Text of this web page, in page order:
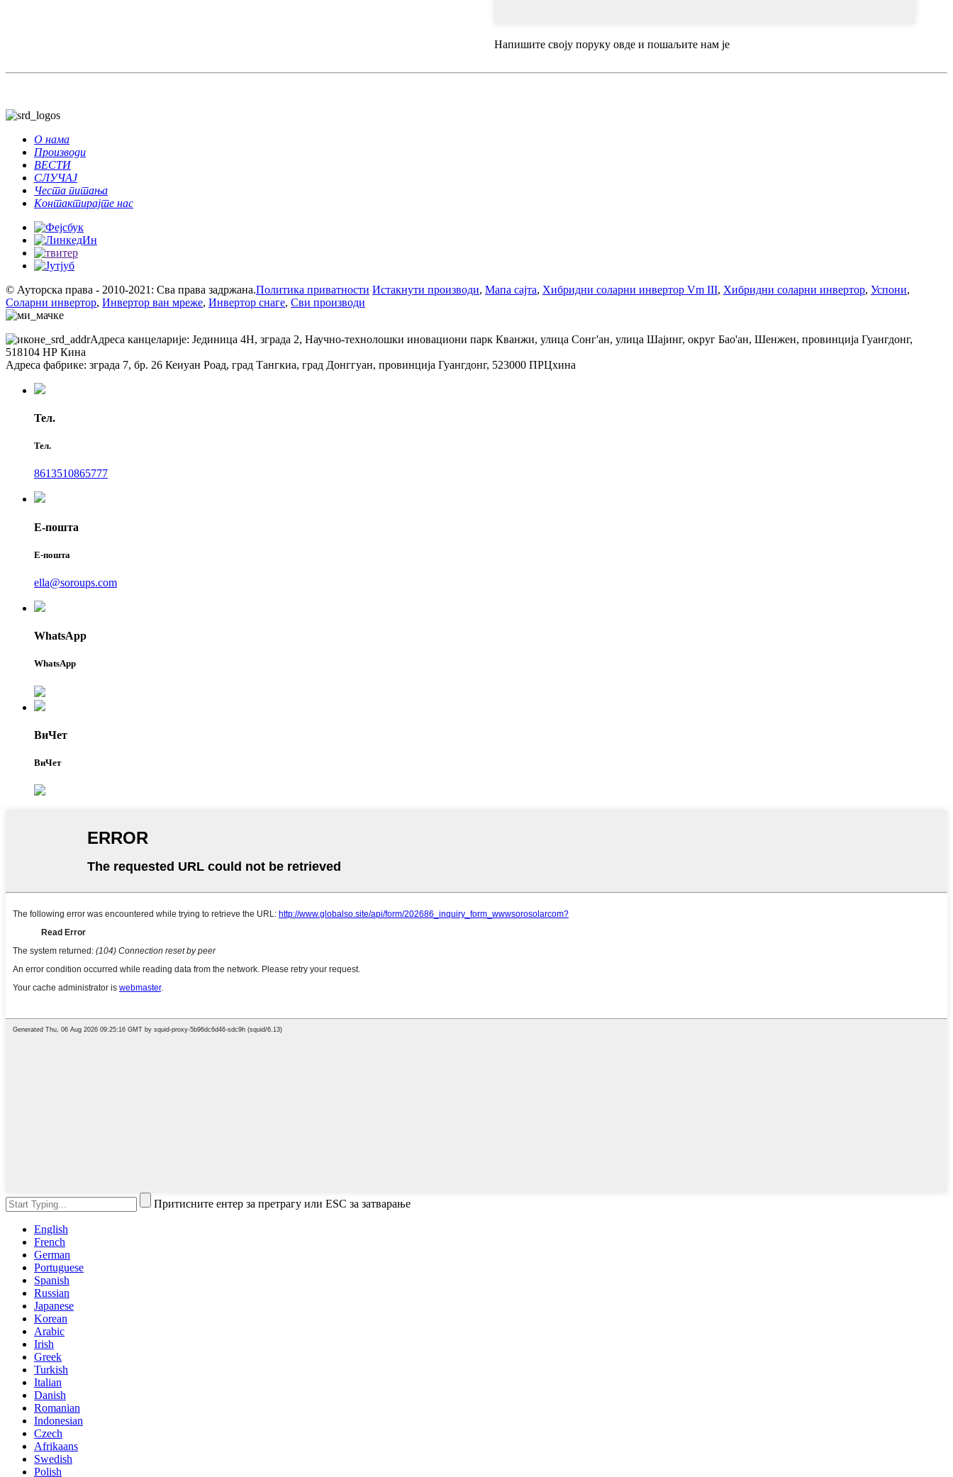
Напишите своју поруку овде и пошаљите нам је
О нама
Производи
ВЕСТИ
СЛУЧАЈ
Честа питања
Контактирајте нас
© Ауторска права - 2010-2021: Сва права задржана.Политика приватности Истакнути производи, Мапа сајта, Хибридни соларни инвертор Vm III, Хибридни соларни инвертор, Успони,
Соларни инвертор, Инвертор ван мреже, Инвертор снаге, Сви производи
Адреса канцеларије: Јединица 4Н, зграда 2, Научно-технолошки иновациони парк Кванжи, улица Сонг'ан, улица Шајинг, округ Бао'ан, Шенжен, провинција Гуангдонг,
518104 НР Кина
Адреса фабрике: зграда 7, бр. 26 Кеиуан Роад, град Тангкиа, град Донггуан, провинција Гуангдонг, 523000 ПРЦхина
Тел.
Тел.
8613510865777
Е-пошта
Е-пошта
ella@soroups.com
WhatsApp
WhatsApp
ВиЧет
ВиЧет
Притисните ентер за претрагу или ESC за затварање
English
French
German
Portuguese
Spanish
Russian
Japanese
Korean
Arabic
Irish
Greek
Turkish
Italian
Danish
Romanian
Indonesian
Czech
Afrikaans
Swedish
Polish